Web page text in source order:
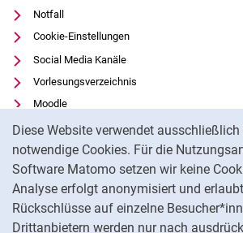
Diese Website verwendet
notwendige Cookies. Für die
Software Matomo setzen wir keine
Analyse erfolgt anonymisiert und
Rückschlüsse auf einzelne
Drittanbietern werden nur nach
Notfall
Cookie-Einstellungen
Social Media Kanäle
Vorlesungsverzeichnis
Moodle
Panopto
Universitätsbibliothek
Datenschutz
Barrierefreiheit
Transparenter KI-Einsatz